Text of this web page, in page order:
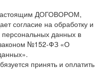
ДОГОВОРОМ,
согласие на обработку и
персональных данных в
законом №152-ФЗ «О
принять и оплатить